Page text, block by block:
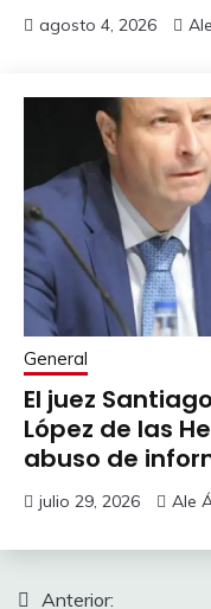
agosto 4, 2026
General
El juez
López de las
abuso de
julio 29, 2026 Ale
Anterior: